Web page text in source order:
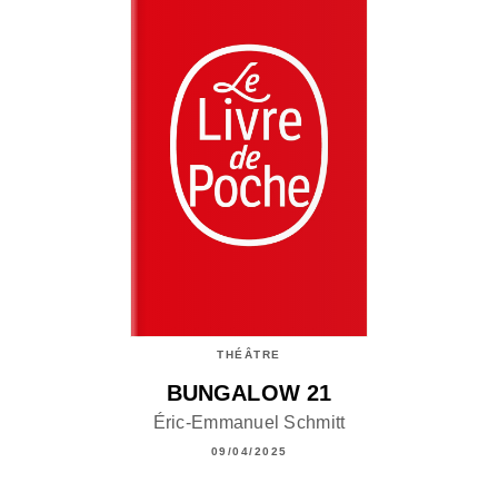
THÉÂTRE
BUNGALOW 21
Éric-Emmanuel Schmitt
09/04/2025